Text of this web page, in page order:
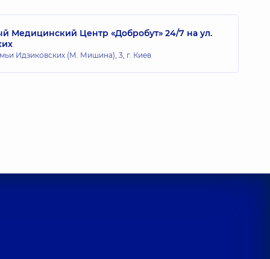
Медицинский Центр «Добробут» 24/7 на ул.
Идзиковских (М. Мишина), 3, г. Киев